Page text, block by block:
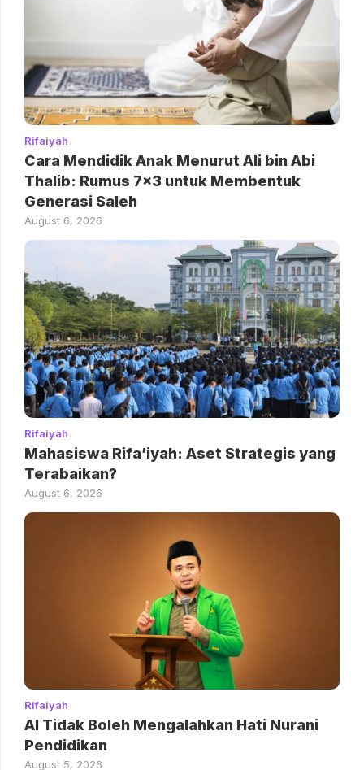
Rifaiyah
Cara Mendidik Anak Menurut Ali bin Abi
Thalib: Rumus 7×3 untuk Membentuk
Generasi Saleh
August 6, 2026
Rifaiyah
Mahasiswa Rifa’iyah: Aset Strategis yang
Terabaikan?
August 6, 2026
Rifaiyah
AI Tidak Boleh Mengalahkan Hati Nurani
Pendidikan
August 5, 2026